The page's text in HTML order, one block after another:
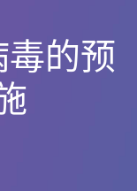
的预